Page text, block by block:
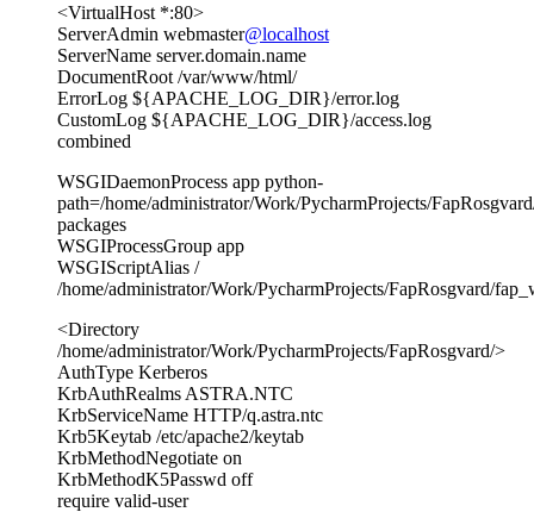
<VirtualHost *:80>
ServerAdmin webmaster@localhost
ServerName server.domain.name
DocumentRoot /var/www/html/
ErrorLog ${APACHE_LOG_DIR}/error.log
CustomLog ${APACHE_LOG_DIR}/access.log
combined
WSGIDaemonProcess app python-
path=/home/administrator/Work/PycharmProjects/
packages
WSGIProcessGroup app
WSGIScriptAlias /
/home/administrator/Work/PycharmProjects/FapRosgvard/
<Directory
/home/administrator/Work/PycharmProjects/FapRosgvard/>
AuthType Kerberos
KrbAuthRealms ASTRA.NTC
KrbServiceName HTTP/q.astra.ntc
Krb5Keytab /etc/apache2/keytab
KrbMethodNegotiate on
KrbMethodK5Passwd off
require valid-user